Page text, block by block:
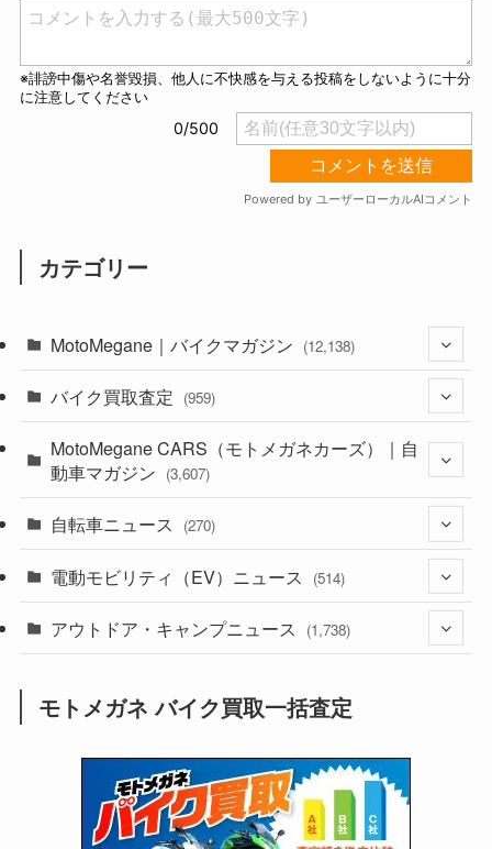
カテゴリー
MotoMegane｜バイクマガジン (12,138)
(44)
(1,243)
(639)
(118)
(60)
(31)
(51)
(34)
(252)
(38)
(24)
(16)
(25)
(249)
(64)
(16)
(62)
(306)
(6,958)
(2,474)
(249)
(1,226)
(12)
(131)
(167)
(66)
(16)
(141)
(1,142)
(166)
(23)
(415)
バイク買取査定 (959)
(352)
(1)
MotoMegane CARS（モトメガネカーズ）｜自
動車マガジン (3,607)
(186)
(137)
(74)
(2,744)
(126)
(170)
自転車ニュース (270)
(54)
(211)
電動モビリティ（EV）ニュース (514)
(132)
(171)
(118)
(27)
アウトドア・キャンプニュース (1,738)
(8)
(1,605)
(147)
モトメガネ バイク買取一括査定